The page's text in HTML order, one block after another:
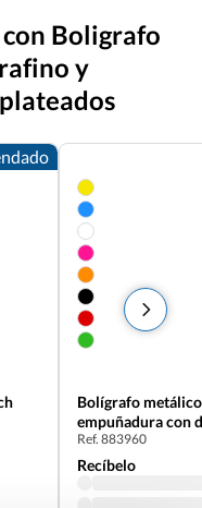
Boligrafo
y
Bolígrafo
empuñadura con
Ref. 883960
Recíbelo